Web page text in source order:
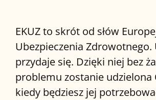
EKUZ to skrót od słów
Ubezpieczenia Zdrowotnego.
przydaje się. Dzięki niej bez
problemu zostanie udzielona
kiedy będziesz jej